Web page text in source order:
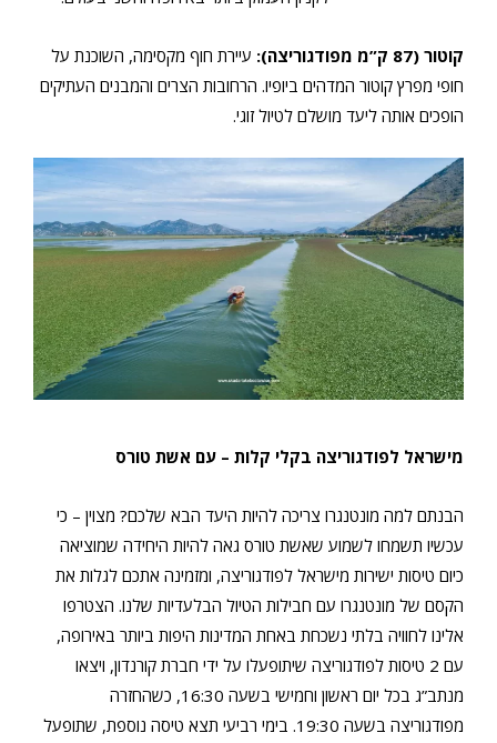
קוטור (87 ק”מ מפודגוריצה):
עיירת חוף מקסימה, השוכנת על
חופי מפרץ קוטור המדהים ביופיו. הרחובות הצרים והמבנים העתיקים
הופכים אותה ליעד מושלם לטיול זוגי.
מישראל לפודגוריצה בקלי קלות – עם אשת טורס
הבנתם למה מונטנגרו צריכה להיות היעד הבא שלכם? מצוין – כי
עכשיו תשמחו לשמוע שאשת טורס גאה להיות היחידה שמוציאה
כיום טיסות ישירות מישראל לפודגוריצה, ומזמינה אתכם לגלות את
הקסם של מונטנגרו עם חבילות הטיול הבלעדיות שלנו. הצטרפו
אלינו לחוויה בלתי נשכחת באחת המדינות היפות ביותר באירופה,
עם 2 טיסות לפודגוריצה שיתופעלו על ידי חברת קורנדון, ויצאו
מנתב”ג בכל יום ראשון וחמישי בשעה 16:30, כשהחזרה
מפודגוריצה בשעה 19:30. בימי רביעי תצא טיסה נוספת, שתופעל